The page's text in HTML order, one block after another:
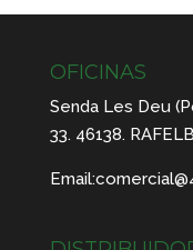
OFICINAS
Senda Les Deu
33. 46138.
Email: